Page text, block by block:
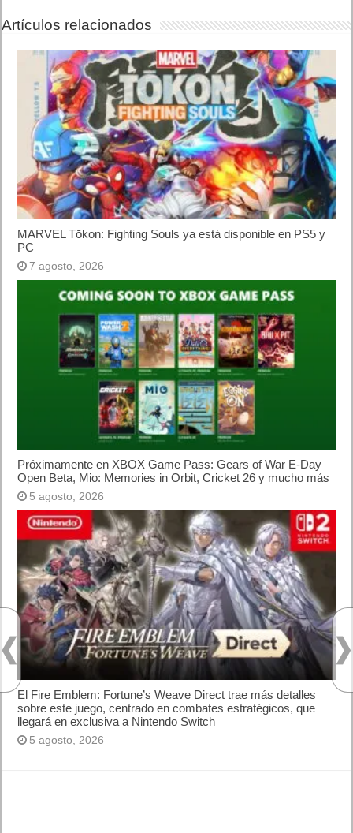
Artículos relacionados
MARVEL Tōkon: Fighting Souls ya está disponible en PS5 y
PC
7 agosto, 2026
Próximamente en XBOX Game Pass: Gears of War E-Day
Open Beta, Mio: Memories in Orbit, Cricket 26 y mucho más
5 agosto, 2026
El Fire Emblem: Fortune’s Weave Direct trae más detalles
sobre este juego, centrado en combates estratégicos, que
llegará en exclusiva a Nintendo Switch
5 agosto, 2026